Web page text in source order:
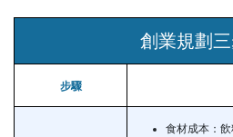
創業規劃
步驟
食材成本：